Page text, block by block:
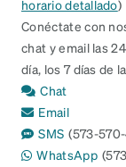
horario detallado)
Conéctate con
chat y email las
día, los 7 días de
Chat
Email
SMS (573-
WhatsApp